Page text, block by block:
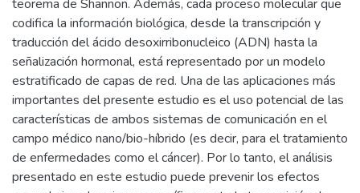
teorema de Shannon. Además, cada proceso molecular que
codifica la información biológica, desde la transcripción y
traducción del ácido desoxirribonucleico (ADN) hasta la
señalización hormonal, está representado por un modelo
estratificado de capas de red. Una de las aplicaciones más
importantes del presente estudio es el uso potencial de las
características de ambos sistemas de comunicación en el
campo médico nano/bio-híbrido (es decir, para el tratamiento
de enfermedades como el cáncer). Por lo tanto, el análisis
presentado en este estudio puede prevenir los efectos